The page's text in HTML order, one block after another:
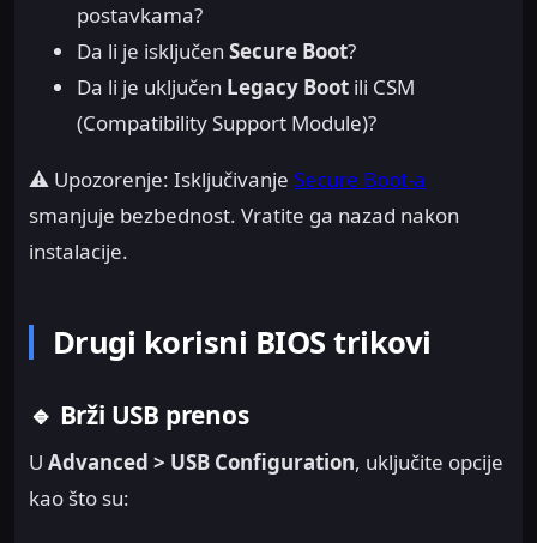
postavkama?
Da li je isključen Secure Boot?
Da li je uključen Legacy Boot ili CSM
(Compatibility Support Module)?
⚠️ Upozorenje: Isključivanje Secure Boot-a
smanjuje bezbednost. Vratite ga nazad nakon
instalacije.
Drugi korisni BIOS trikovi
🔹 Brži USB prenos
U Advanced > USB Configuration, uključite opcije
kao što su: